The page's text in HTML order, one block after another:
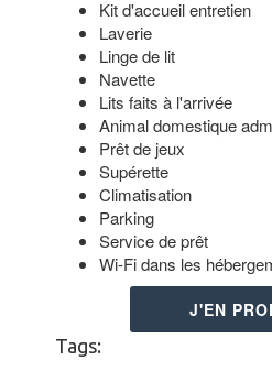
Kit d'accueil entretien
Laverie
Linge de lit
Navette
Lits faits à l'arrivée
Animal domestique
Prêt de jeux
Supérette
Climatisation
Parking
Service de prêt
Wi-Fi dans les
J'EN
Tags: